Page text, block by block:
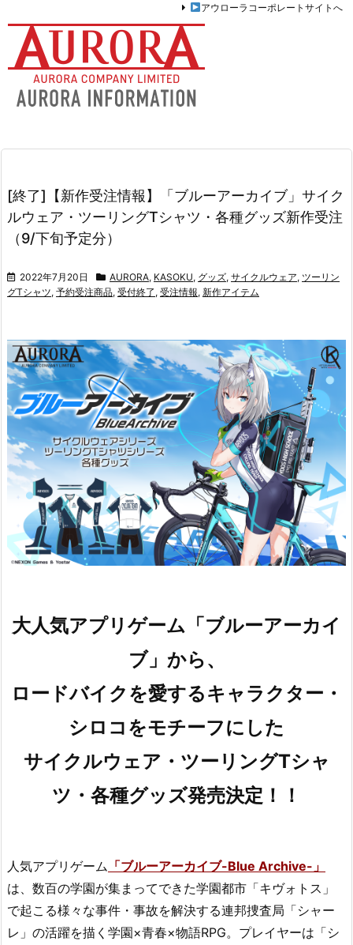
アウローラコーポレートサイトへ
[終了]【新作受注情報】「ブルーアーカイブ」サイク
ルウェア・ツーリングTシャツ・各種グッズ新作受注
（9/下旬予定分）
2022年7月20日 AURORA, KASOKU, グッズ, サイクルウェア, ツーリン
グTシャツ, 予約受注商品, 受付終了 , 受注情報, 新作アイテム
大人気アプリゲーム「ブルーアーカイ
ブ」から、
ロードバイクを愛するキャラクター・
シロコをモチーフにした
サイクルウェア・ツーリングTシャ
ツ・各種グッズ発売決定！！
人気アプリゲーム 「ブルーアーカイブ-Blue Archive-」
は、数百の学園が集まってできた学園都市「キヴォトス」
で起こる様々な事件・事故を解決する連邦捜査局「シャー
レ」の活躍を描く学園×青春×物語RPG。プレイヤーは「シ